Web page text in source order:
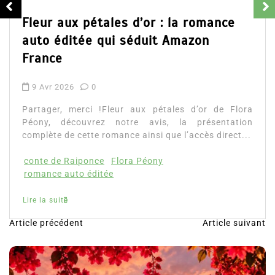
d’or : la romance
qui séduit Amazon
!Fleur aux pétales d’or de Flora
notre avis, la présentation
romance ainsi que l’accès direct...
Flora Péony
éditée
Partager,
ainsi que
N
a
v
Article précédent Article suivant